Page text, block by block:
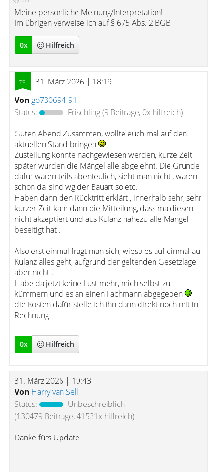
Meine persönliche Meinung/Interpretation!
Im übrigen verweise ich auf § 675 Abs. 2 BGB
0x Hilfreich
31. März 2026 | 18:19
Von go730694-91
Status:
Frischling(9 Beiträge, 0x hilfreich)
Guten Abend Zusammen, wollte euch mal auf den
aktuellen Stand bringen
Zustellung konnte nachgewiesen werden, kurze Zeit
später wurden die Mängel alle abgelehnt. Die Grunde
dafür waren teils abenteulich, sieht man nicht , waren
schon da, sind wg der Bauart so etc.
Haben dann den Rücktritt erklärt , innerhalb sehr, sehr
kurzer Zeit kam dann die Mitteilung, dass ma diesen
nicht akzeptiert und aus Kulanz nahezu alle Mängel
beseitigt hat .
Also erst einmal fragt man sich, wieso es auf einmal auf
Kulanz alles geht, aufgrund der geltenden Gesetzlage
aber nicht .
Habe da jetzt keine Lust mehr, mich selbst zu
kümmern und es an einen Fachmann abgegeben
die Kosten dafür stelle ich ihn dann direkt noch mit in
Rechnung
0x Hilfreich
31. März 2026 | 19:43
Von Harry van Sell
Status:
Unbeschreiblich
(130479 Beiträge, 41531x hilfreich)
Danke fürs Update